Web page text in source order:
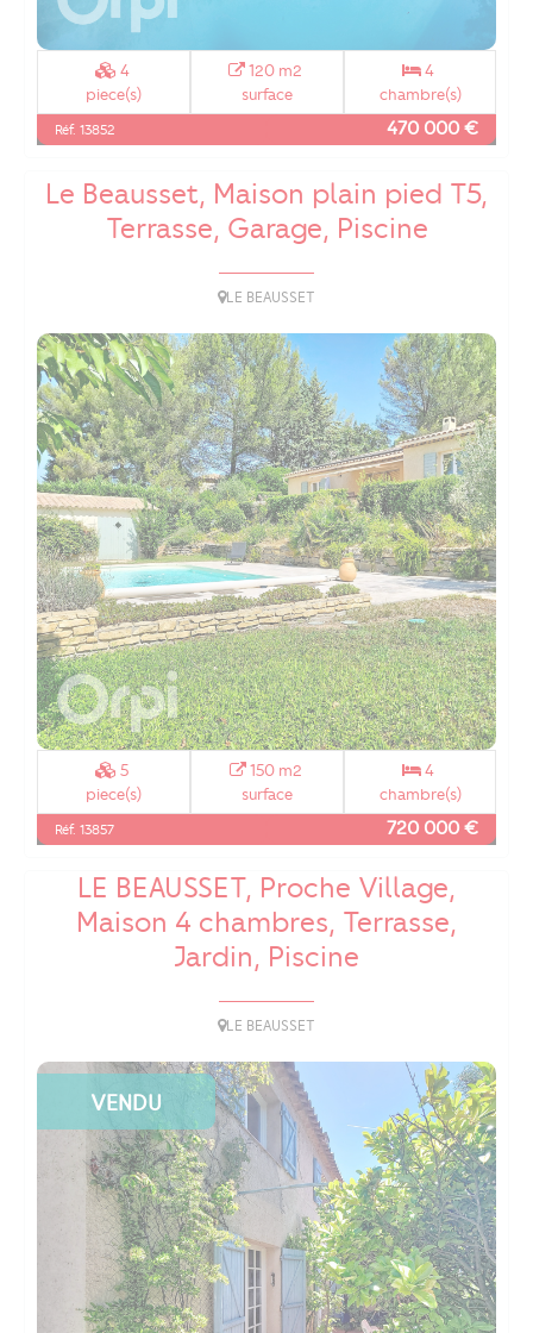
4
piece(s)
120 m2
surface
4
chambre(s)
Réf. 13852 470 000 €
Le Beausset, Maison plain pied T5,
Terrasse, Garage, Piscine
LE BEAUSSET
5
piece(s)
150 m2
surface
4
chambre(s)
Réf. 13857 720 000 €
LE BEAUSSET, Proche Village,
Maison 4 chambres, Terrasse,
Jardin, Piscine
LE BEAUSSET
VENDU